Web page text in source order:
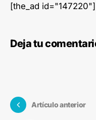
[the_ad
Deja tu
Artículo anterior